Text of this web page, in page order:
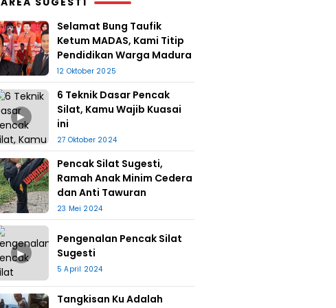
Selamat Bung Taufik
Ketum MADAS, Kami Titip
Pendidikan Warga Madura
12 Oktober 2025
▶
6 Teknik Dasar Pencak
Silat, Kamu Wajib Kuasai
ini
27 Oktober 2024
Pencak Silat Sugesti,
Ramah Anak Minim Cedera
dan Anti Tawuran
23 Mei 2024
▶
Pengenalan Pencak Silat
Sugesti
5 April 2024
Tangkisan Ku Adalah